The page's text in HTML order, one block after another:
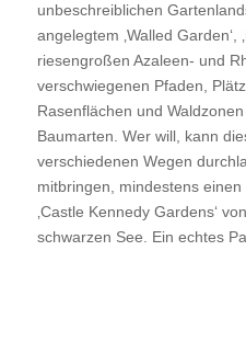
unbeschreiblichen
angelegtem ‚Walled Garden‘,
riesengroßen Azaleen- und
verschwiegenen Pfaden,
Rasenflächen und
Baumarten. Wer will, kann
verschiedenen Wegen
mitbringen, mindestens
‚Castle Kennedy Gardens‘
schwarzen See. Ein echtes